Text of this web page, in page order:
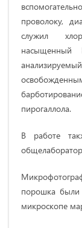
проволоку,
служил
насыщенный
пирогаллола.
В работе
порошка
микроскопе